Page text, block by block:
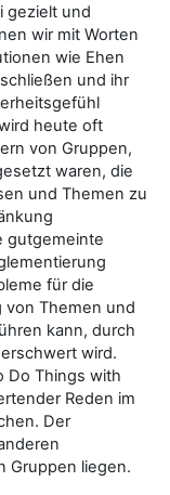
gezielt und
wir mit Worten
wie Ehen
und ihr
heute oft
von Gruppen,
waren, die
und Themen zu
gutgemeinte
für die
von Themen und
kann, durch
wird.
Do Things with
Reden im
Der
Gruppen liegen.